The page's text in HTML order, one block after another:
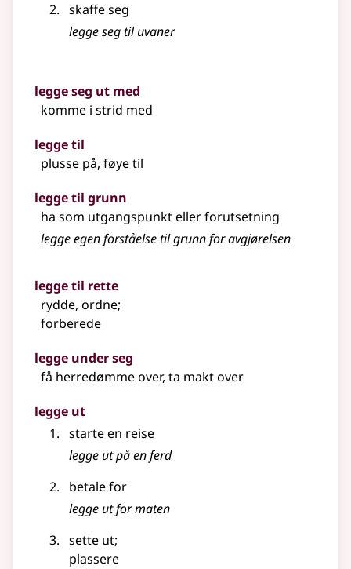
skaffe seg
legge seg til uvaner
legge seg ut med
komme i strid med
legge til
plusse på, føye til
legge til grunn
ha som utgangspunkt eller forutsetning
legge egen forståelse til grunn for avgjørelsen
legge til rette
rydde, ordne;
forberede
legge under seg
få herredømme over, ta makt over
legge ut
starte en reise
legge ut på en ferd
betale for
legge ut for maten
sette ut;
plassere